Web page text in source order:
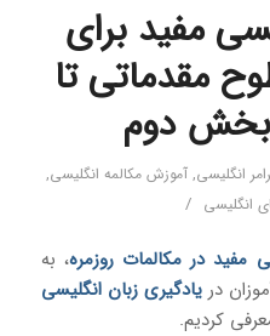
مفید برای
مقدماتی تا
دوم
انگلیسی,آموزش مکالمه انگلیسی,
انگلیسی /
، به
دریادگیری زبان انگلیسی